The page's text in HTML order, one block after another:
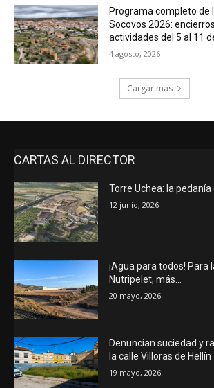
Programa completo de
Socovos 2026:
actividades del 5 al 11
4 agosto, 2026
Cargar más
CARTAS AL DIRECTOR
Torre Uchea: la
12 junio, 2026
¡Agua para todos! Para
Nutripelet, más…
20 mayo, 2026
Denuncian suciedad y
la calle Villoras de Hellín
19 mayo, 2026